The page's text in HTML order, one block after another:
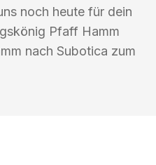
noch heute für dein
Pfaff Hamm
nach Subotica zum